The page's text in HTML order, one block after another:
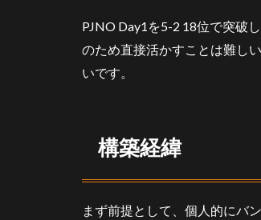
緯
3
構
フー
ラプ
PJNO Day1を5-2 18位で突破
のため直接活かすことは難し
いです。
構築経緯
まず前提として、個人的にバ